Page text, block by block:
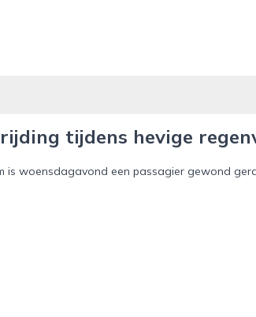
tijdens hevige
is woensdagavond een passagier gewond